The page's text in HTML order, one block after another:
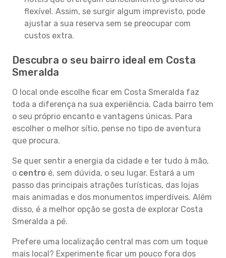
flexível. Assim, se surgir algum imprevisto, pode
ajustar a sua reserva sem se preocupar com
custos extra.
Descubra o seu bairro ideal em Costa
Smeralda
O local onde escolhe ficar em Costa Smeralda faz
toda a diferença na sua experiência. Cada bairro tem
o seu próprio encanto e vantagens únicas. Para
escolher o melhor sítio, pense no tipo de aventura
que procura.
Se quer sentir a energia da cidade e ter tudo à mão,
o centro é, sem dúvida, o seu lugar. Estará a um
passo das principais atrações turísticas, das lojas
mais animadas e dos monumentos imperdíveis. Além
disso, é a melhor opção se gosta de explorar Costa
Smeralda a pé.
Prefere uma localização central mas com um toque
mais local? Experimente ficar um pouco fora dos